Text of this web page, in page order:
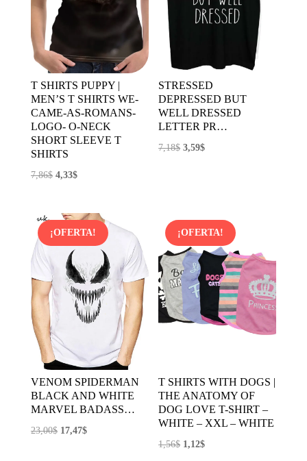
T SHIRTS PUPPY |
MEN’S T SHIRTS WE-
CAME-AS-ROMANS-
LOGO- O-NECK
SHORT SLEEVE T
SHIRTS
7,86$ El
era:
7,86$.
4,33$El
es:
4,33$.
STRESSED
DEPRESSED BUT
WELL DRESSED
LETTER PR…
7,18$ El
7,18$.
3,59$El
3,59$.
¡OFERTA!
VENOM SPIDERMAN
BLACK AND WHITE
MARVEL BADASS…
23,00$ El
17,47$El
¡OFERTA!
T SHIRTS WITH DOGS |
THE ANATOMY OF
DOG LOVE T-SHIRT –
WHITE – XXL – WHITE
1,56$ El
1,12$El